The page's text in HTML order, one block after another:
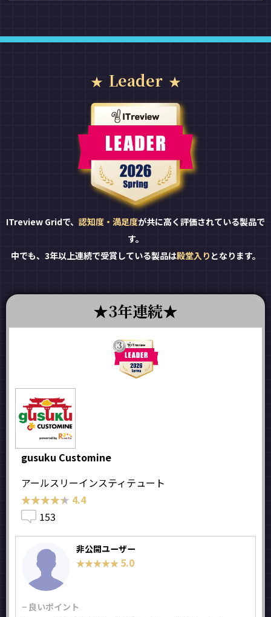
Leader
ITreview Gridで、 認知度・満足度が共に高く評価されている製品で
す。
中でも、3年以上連続で受賞している製品は殿堂入り となります。
3年連続
gusuku Customine
アールスリーインスティテュート
★★★★★
★★★★★ 4.4
153
非公開ユーザー
★★★★★
★★★★★ 5.0
− 良いポイント